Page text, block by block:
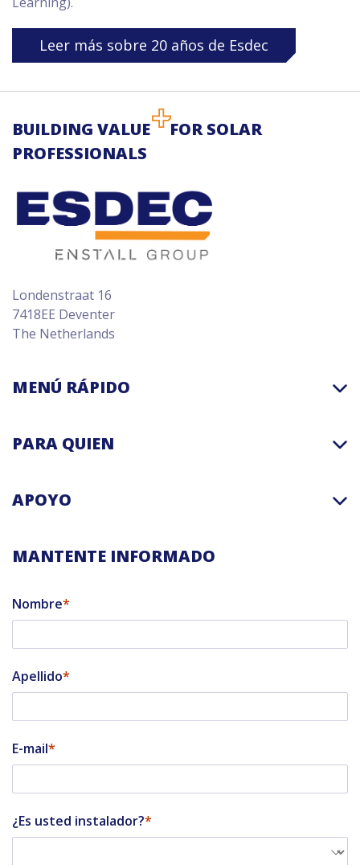
Leer más sobre 20 años de Esdec
BUILDING VALUE
FOR SOLAR
PROFESSIONALS
Londenstraat 16
7418EE Deventer
The Netherlands
MENÚ RÁPIDO
PARA QUIEN
APOYO
MANTENTE INFORMADO
Nombre
Apellido
E-mail
¿Es usted instalador?